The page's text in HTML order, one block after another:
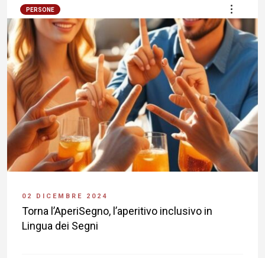
PERSONE
02 DICEMBRE 2024
Torna l’AperiSegno, l’aperitivo inclusivo in
Lingua dei Segni